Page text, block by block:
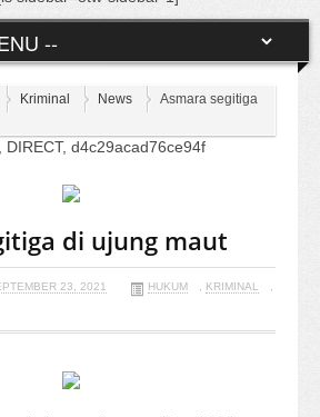
Kriminal News
Asmara segitiga
d4c29acad76ce94f
di ujung maut
23, 2021 HUKUM , KRIMINAL
,